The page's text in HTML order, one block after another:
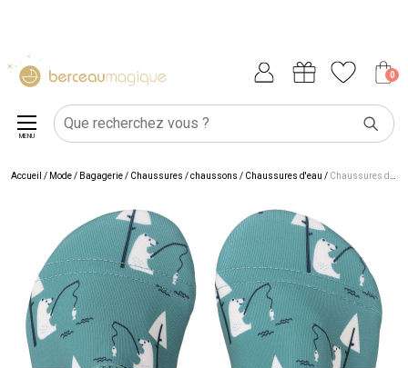
0
MENU
Accueil / Mode / Bagagerie/ Chaussures / chaussons / Chaussures d'eau / Chaussures de bain Ours pêcheur (pointures 23-24)